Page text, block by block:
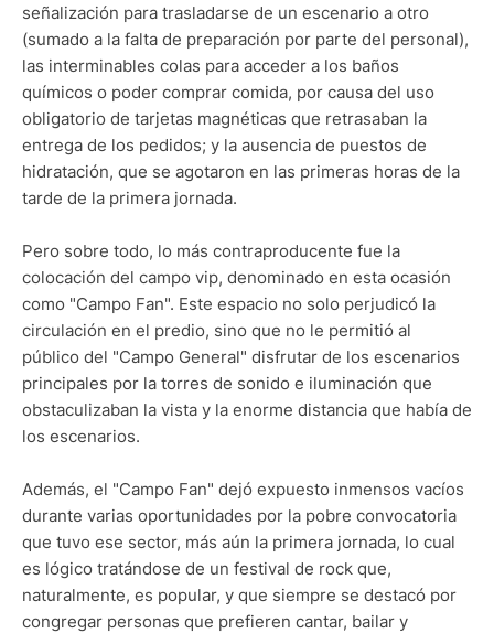
señalización para trasladarse de un escenario a otro
(sumado a la falta de preparación por parte del personal),
las interminables colas para acceder a los baños
químicos o poder comprar comida, por causa del uso
obligatorio de tarjetas magnéticas que retrasaban la
entrega de los pedidos; y la ausencia de puestos de
hidratación, que se agotaron en las primeras horas de la
tarde de la primera jornada.
Pero sobre todo, lo más contraproducente fue la
colocación del campo vip, denominado en esta ocasión
como "Campo Fan". Este espacio no solo perjudicó la
circulación en el predio, sino que no le permitió al
público del "Campo General" disfrutar de los escenarios
principales por la torres de sonido e iluminación que
obstaculizaban la vista y la enorme distancia que había de
los escenarios.
Además, el "Campo Fan" dejó expuesto inmensos vacíos
durante varias oportunidades por la pobre convocatoria
que tuvo ese sector, más aún la primera jornada, lo cual
es lógico tratándose de un festival de rock que,
naturalmente, es popular, y que siempre se destacó por
congregar personas que prefieren cantar, bailar y